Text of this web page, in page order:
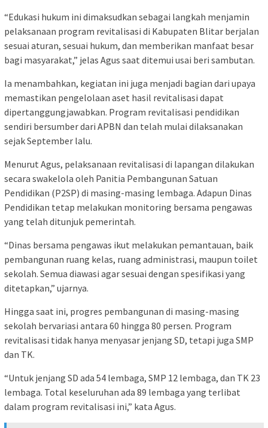
“Edukasi hukum ini dimaksudkan sebagai langkah menjamin
pelaksanaan program revitalisasi di Kabupaten Blitar berjalan
sesuai aturan, sesuai hukum, dan memberikan manfaat besar
bagi masyarakat,” jelas Agus saat ditemui usai beri sambutan.
Ia menambahkan, kegiatan ini juga menjadi bagian dari upaya
memastikan pengelolaan aset hasil revitalisasi dapat
dipertanggungjawabkan. Program revitalisasi pendidikan
sendiri bersumber dari APBN dan telah mulai dilaksanakan
sejak September lalu.
Menurut Agus, pelaksanaan revitalisasi di lapangan dilakukan
secara swakelola oleh Panitia Pembangunan Satuan
Pendidikan (P2SP) di masing-masing lembaga. Adapun Dinas
Pendidikan tetap melakukan monitoring bersama pengawas
yang telah ditunjuk pemerintah.
“Dinas bersama pengawas ikut melakukan pemantauan, baik
pembangunan ruang kelas, ruang administrasi, maupun toilet
sekolah. Semua diawasi agar sesuai dengan spesifikasi yang
ditetapkan,” ujarnya.
Hingga saat ini, progres pembangunan di masing-masing
sekolah bervariasi antara 60 hingga 80 persen. Program
revitalisasi tidak hanya menyasar jenjang SD, tetapi juga SMP
dan TK.
“Untuk jenjang SD ada 54 lembaga, SMP 12 lembaga, dan TK 23
lembaga. Total keseluruhan ada 89 lembaga yang terlibat
dalam program revitalisasi ini,” kata Agus.